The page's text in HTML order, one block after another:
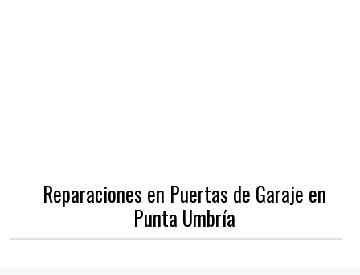
Reparaciones en Puertas de Garaje en
Punta Umbría